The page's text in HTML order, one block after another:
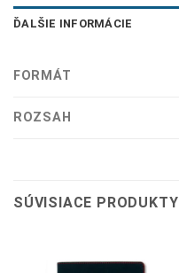
ĎALŠIE INFORMÁCIE
FORMÁT
ROZSAH
SÚVISIACE PRODUKTY